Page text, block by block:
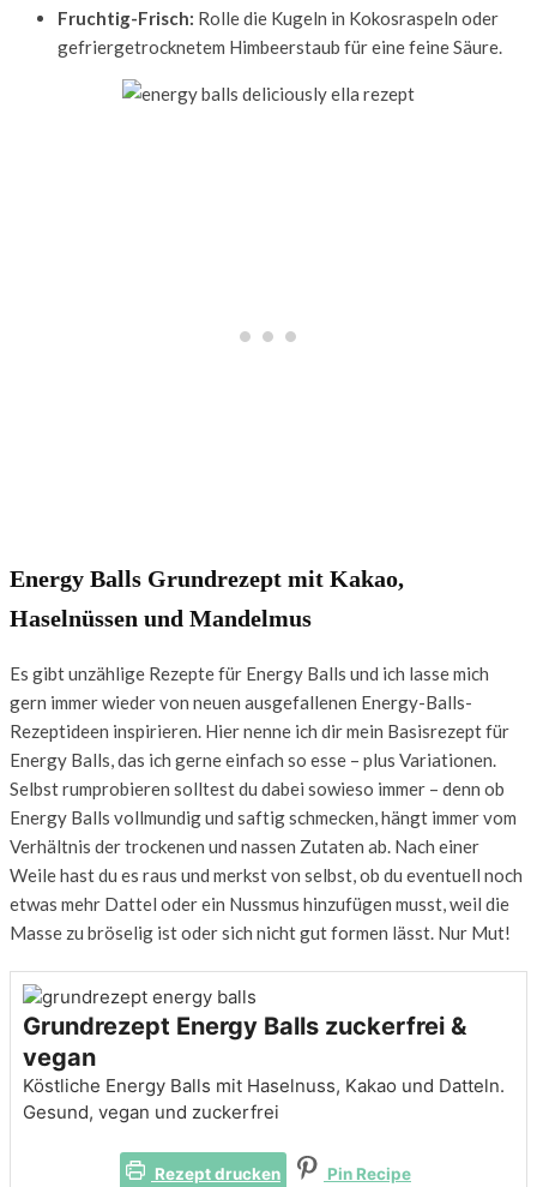
Fruchtig-Frisch: Rolle die Kugeln in Kokosraspeln oder
gefriergetrocknetem Himbeerstaub für eine feine Säure.
Energy Balls Grundrezept mit Kakao,
Haselnüssen und Mandelmus
Es gibt unzählige Rezepte für Energy Balls und ich lasse mich
gern immer wieder von neuen ausgefallenen Energy-Balls-
Rezeptideen inspirieren. Hier nenne ich dir mein Basisrezept für
Energy Balls, das ich gerne einfach so esse – plus Variationen.
Selbst rumprobieren solltest du dabei sowieso immer – denn ob
Energy Balls vollmundig und saftig schmecken, hängt immer vom
Verhältnis der trockenen und nassen Zutaten ab. Nach einer
Weile hast du es raus und merkst von selbst, ob du eventuell noch
etwas mehr Dattel oder ein Nussmus hinzufügen musst, weil die
Masse zu bröselig ist oder sich nicht gut formen lässt. Nur Mut!
Grundrezept Energy Balls zuckerfrei &
vegan
Köstliche Energy Balls mit Haselnuss, Kakao und Datteln.
Gesund, vegan und zuckerfrei
Rezept drucken Pin Recipe